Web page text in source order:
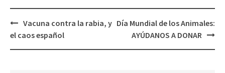
Navegación
de
entradas
Vacuna contra la rabia, y
el caos español
Día Mundial de los Animales:
AYÚDANOS A DONAR